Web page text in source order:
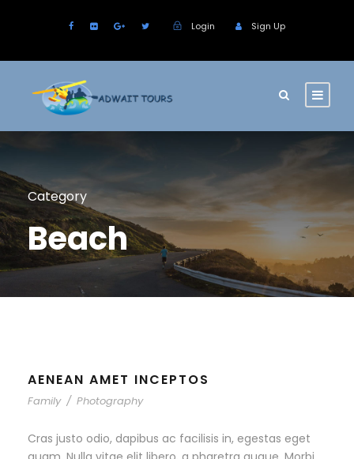
Login Sign Up
Category
Beach
AENEAN AMET INCEPTOS
Family / Photography
Cras justo odio, dapibus ac facilisis in, egestas eget